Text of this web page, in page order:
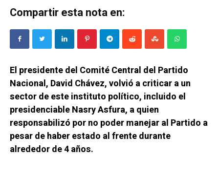
Compartir esta nota en:
El presidente del Comité Central del Partido
Nacional, David Chávez, volvió a criticar a un
sector de este instituto político, incluido el
presidenciable Nasry Asfura, a quien
responsabilizó por no poder manejar al Partido a
pesar de haber estado al frente durante
alrededor de 4 años.